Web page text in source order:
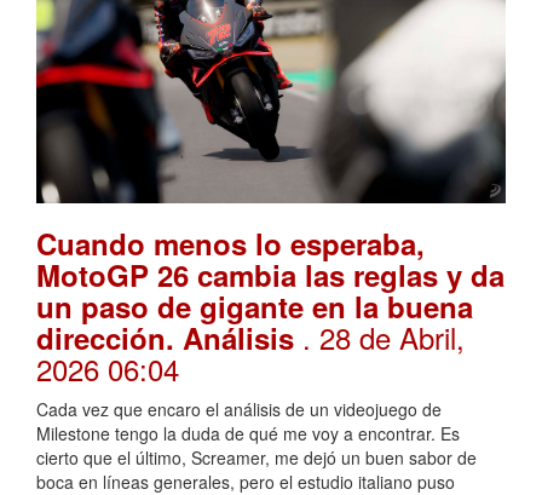
Cuando menos lo esperaba,
MotoGP 26 cambia las reglas y da
un paso de gigante en la buena
dirección. Análisis . 28 de Abril,
2026 06:04
Cada vez que encaro el análisis de un videojuego de
Milestone tengo la duda de qué me voy a encontrar. Es
cierto que el último, Screamer, me dejó un buen sabor de
boca en líneas generales, pero el estudio italiano puso